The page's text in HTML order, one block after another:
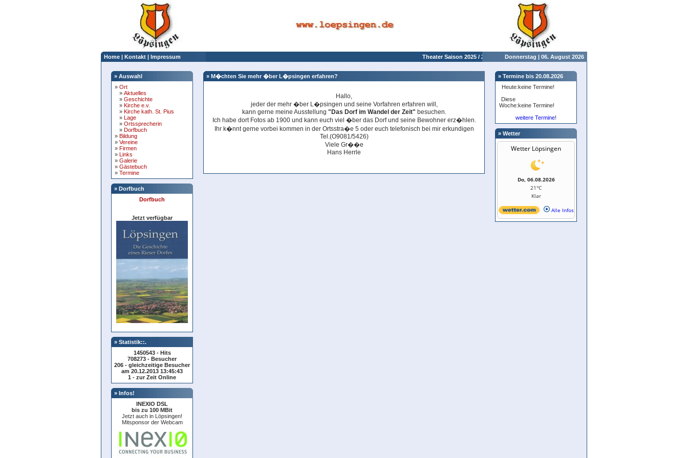
Home | Kontakt | Impressum Theater Saison 2025 / 2026 Donnerstag | 06. August 2026
» Auswahl
» Ort
» Aktuelles
» Geschichte
» Kirche e.v.
» Kirche kath. St. Pius
» Lage
» Ortssprecherin
» Dorfbuch
» Bildung
» Vereine
» Firmen
» Links
» Galerie
» Gästebuch
» Termine
» Dorfbuch
Dorfbuch
Jetzt verfügbar
» Statistik::.
1450543 - Hits
708273 - Besucher
206 - gleichzeitige Besucher
am 20.12.2013 13:45:43
1 - zur Zeit Online
» Infos!
INEXIO DSL
bis zu 100 MBit
Jetzt auch in Löpsingen!
Mitsponsor der Webcam
» M�chten Sie mehr �ber L�psingen erfahren?
Hallo,
jeder der mehr �ber L�psingen und seine Vorfahren erfahren will,
kann gerne meine Ausstellung "Das Dorf im Wandel der Zeit" besuchen.
Ich habe dort Fotos ab 1900 und kann euch viel �ber das Dorf und seine Bewohner erz�hlen.
Ihr k�nnt gerne vorbei kommen in der Ortsstra�e 5 oder euch telefonisch bei mir erkundigen
Tel.(O9081/5426)
Viele Gr��e
Hans Herrle
» Termine bis 20.08.2026
Heute:keine Termine!
Diese
Woche:keine Termine!
weitere Termine!
» Wetter
Wetter Löpsingen
Do, 06.08.2026
21°C
Klar
Alle Infos